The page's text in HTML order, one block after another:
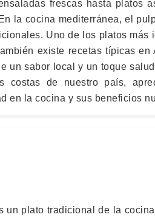
frescas hasta platos
la cocina mediterránea, el
Uno de los platos más
existe recetas típicas en
un sabor local y un toque
costas de nuestro país,
en la cocina y sus beneficios
un plato tradicional de la